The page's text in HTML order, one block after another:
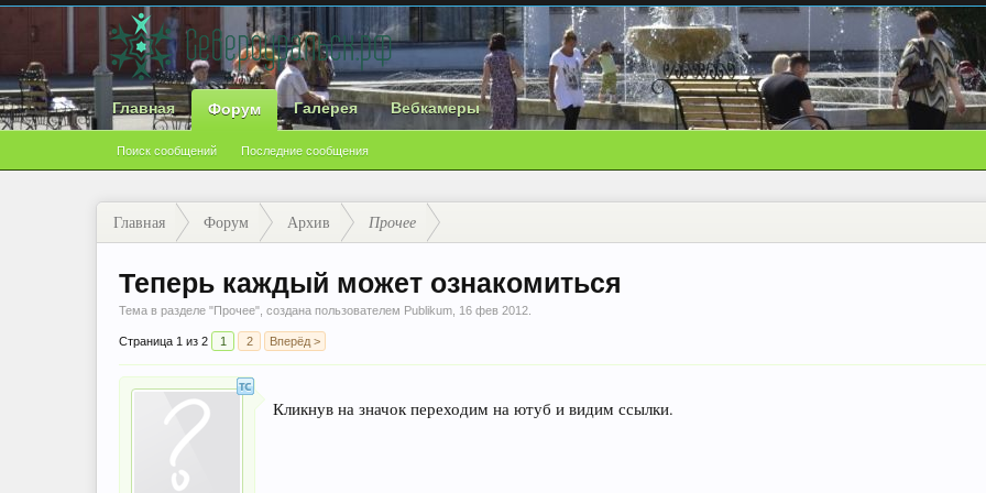
Главная Форум
Поиск сообщений Последние сообщения
Галерея Вебкамеры
Главная Форум Архив Прочее
Теперь каждый может ознакомиться
Тема в разделе "Прочее", создана пользователем Publikum 16 фев 2012
Страница 1 из 2 1 2 Вперёд >
Кликнув на значок переходим на ютуб и видим ссылки.